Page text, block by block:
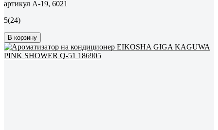
артикул A-19, 6021
5(24)
В корзину